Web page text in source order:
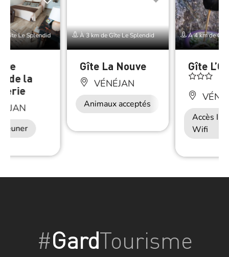
Gîte Le Splendid
de la
À 3 km de Gîte Le Splendid
Gîte La Nouve
VÉNÉJAN
Animaux acceptés
À 4 km de
Gîte
Accès
Wifi
#GardTourisme